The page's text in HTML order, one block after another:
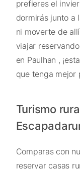
prefieres el
dormirás junto a
ni moverte de
viajar
en Paulhan ,
que tenga mejor
Turismo
Comparas con
reservar casas